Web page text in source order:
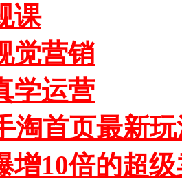
课
觉营销
学运营
淘首页最新
增10倍的超